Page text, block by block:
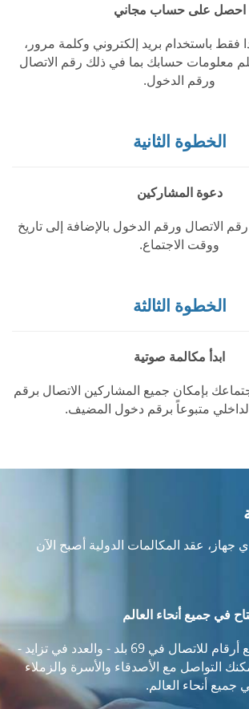
احصل على حساب مجاني
فقط باستخدام بريد إلكتروني وكلمة مرور،
معلومات حسابك بما في ذلك رقم الاتصال
ورقم الدخول.
الخطوة الثانية
دعوة المشاركين
الاتصال ورقم الدخول بالإضافة إلى تاريخ
ووقت الاجتماع.
الخطوة الثالثة
ابدأ مكالمة صوتية
بإمكان جميع المشاركين الاتصال برقم
متبوعاً برقم دخول المضيف.
عقد المكالمات الدولية أصبح الآن
في جميع أنحاء العالم
مع أرقام للاتصال في 69 بلد - والعدد في تزايد -
التواصل مع الأصدقاء والأسرة والزملاء
جميع أنحاء العالم.